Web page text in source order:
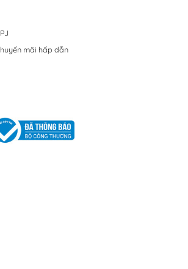
mãi hấp dẫn